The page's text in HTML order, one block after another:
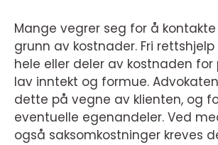
Mange vegrer seg for å
grunn av kostnader. Fri rettshjelp
hele eller deler av kostnaden for
lav inntekt og formue.
dette på vegne av klienten, og
eventuelle egenandeler. Ved
også saksomkostninger kreves